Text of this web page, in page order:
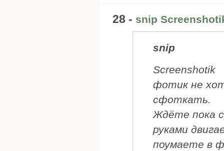
28 - snip
snip
Screenshotik
фотик не
сфоткать.
Ждёте пока
руками
поумаете в